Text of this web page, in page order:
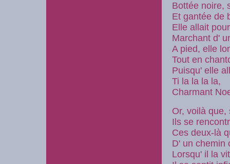
Bottée noire,
Et gantée de
Elle allait
Marchant d'
A pied, elle
Tout en
Puisqu' elle
Ti la la la la,
Charmant
Or, voilà
Ils se
Ces deux-là
D' un chemin
Lorsqu' il la